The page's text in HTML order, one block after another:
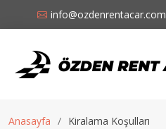
info@ozdenrentacar.com
Anasayfa Kiralama Koşulları